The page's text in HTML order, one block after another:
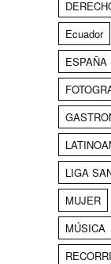
Ecuador
ESPAÑA
LIGA
MUJER
MÚSICA